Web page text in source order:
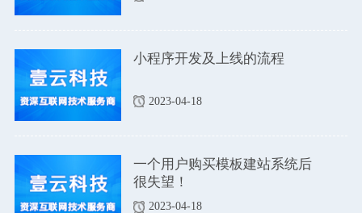
小程序开发及上线的流程
2023-04-18
一个用户购买模板建站系统后
很失望！
2023-04-18